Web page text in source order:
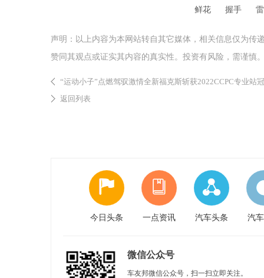
鲜花 握手
声明：以上内容为本网站转自其它媒体，相关信息仅为传
赞同其观点或证实其内容的真实性。投资有风险，需谨慎
“运动小子”点燃驾驭激情全新福克斯斩获2022CCPC专业站
返回列表
今日头条 一点资讯 汽车头条 汽
微信公众号
车友邦微信公众号，扫一扫立即关注。